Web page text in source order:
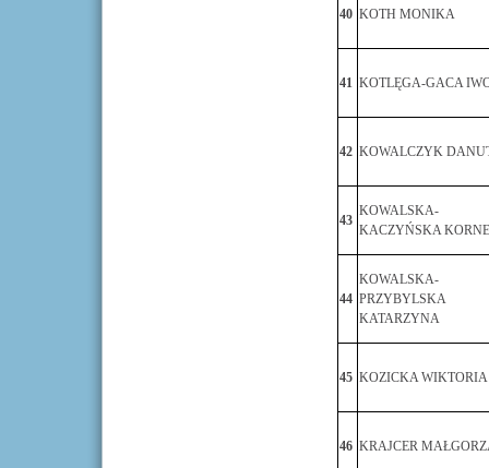
40 KOTH MONIKA
41 KOTLĘGA-GACA
42 KOWALCZYK
43
KOWALSKA-
KACZYŃSKA
44
KOWALSKA-
PRZYBYLSKA
KATARZYNA
45 KOZICKA WIKTORIA
46 KRAJCER